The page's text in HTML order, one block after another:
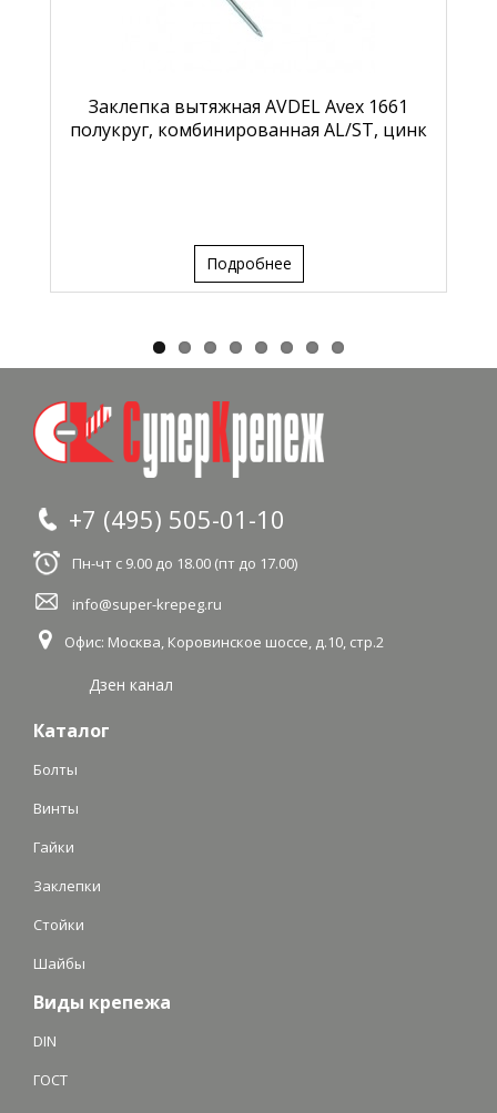
Заклепка вытяжная AVDEL Avex 1661
полукруг, комбинированная AL/ST, цинк
Подробнее
+7 (495) 505-01-10
Пн-чт с 9.00 до 18.00 (пт до 17.00)
info@super-krepeg.ru
Офис: Москва, Коровинское шоссе, д.10, стр.2
Дзен канал
Каталог
Болты
Винты
Гайки
Заклепки
Стойки
Шайбы
Виды крепежа
DIN
ГОСТ